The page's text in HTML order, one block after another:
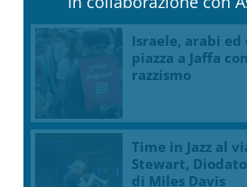
Israele, arabi ed
piazza a Jaffa
razzismo
Time in Jazz al
Stewart,
di Miles Davis